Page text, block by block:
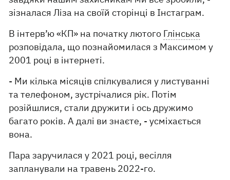
зізналася Ліза на своїй сторінці в Інстаграм.
В інтерв’ю «КП» на початку лютого Глінська
розповідала, що познайомилася з Максимом у
2001 році в інтернеті.
- Ми кілька місяців спілкувалися у листуванні
та телефоном, зустрічалися рік. Потім
розійшлися, стали дружити і ось дружимо
багато років. А далі ви знаєте, - усміхається
вона.
Пара заручилася у 2021 році, весілля
запланували на травень 2022-го.